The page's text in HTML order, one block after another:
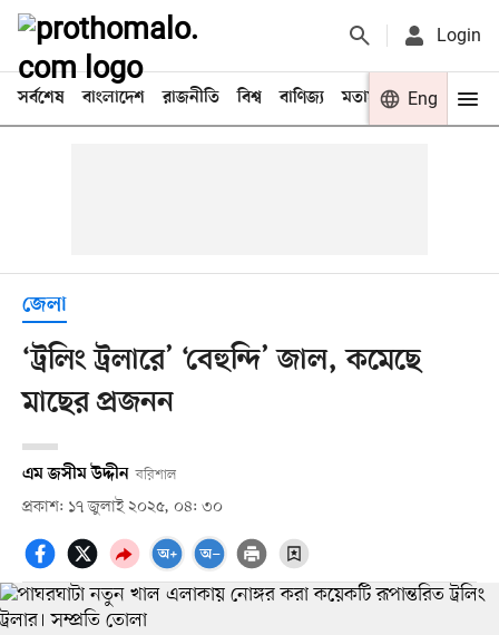
Login
সর্বশেষ বাংলাদেশ রাজনীতি বিশ্ব বাণিজ্য মতামত খেলা
Eng
জেলা
‘ট্রলিং ট্রলারে’ ‘বেহুন্দি’ জাল, কমেছে
মাছের প্রজনন
এম জসীম উদ্দীন বরিশাল
প্রকাশ: ১৭ জুলাই ২০২৫, ০৪: ৩০